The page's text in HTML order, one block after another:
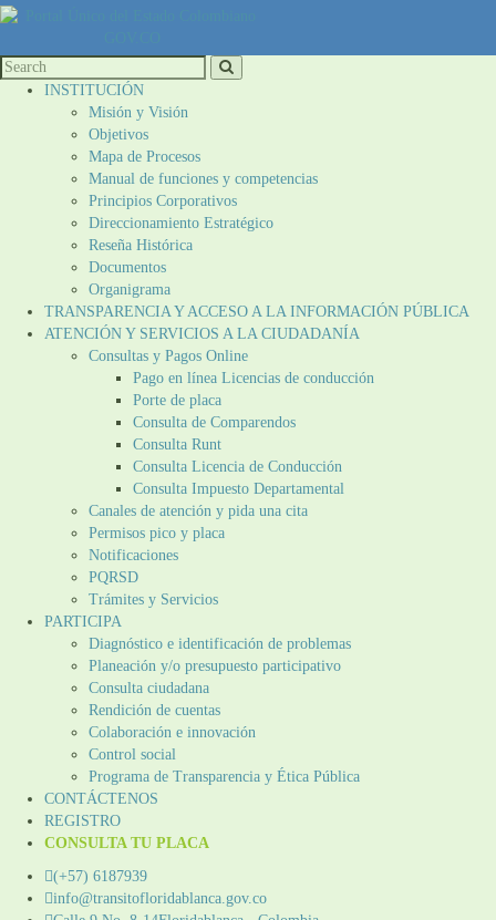
INSTITUCIÓN
Misión y Visión
Objetivos
Mapa de Procesos
Manual de funciones y competencias
Principios Corporativos
Direccionamiento Estratégico
Reseña Histórica
Documentos
Organigrama
TRANSPARENCIA Y ACCESO A LA INFORMACIÓN PÚBLICA
ATENCIÓN Y SERVICIOS A LA CIUDADANÍA
Consultas y Pagos Online
Pago en línea Licencias de conducción
Porte de placa
Consulta de Comparendos
Consulta Runt
Consulta Licencia de Conducción
Consulta Impuesto Departamental
Canales de atención y pida una cita
Permisos pico y placa
Notificaciones
PQRSD
Trámites y Servicios
PARTICIPA
Diagnóstico e identificación de problemas
Planeación y/o presupuesto participativo​
Consulta ciudadana
Rendición de cuentas
Colaboración e innovación
Control social
Programa de Transparencia y Ética Pública
CONTÁCTENOS
REGISTRO
CONSULTA TU PLACA
(+57) 6187939
info@transitofloridablanca.gov.co